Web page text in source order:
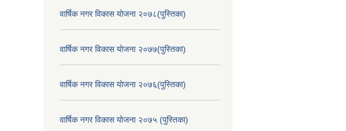
वार्षिक नगर विकास योजना २०७८(पुस्तिका)
वार्षिक नगर विकास योजना २०७७(पुस्तिका)
वार्षिक नगर विकास योजना २०७६(पुस्तिका)
वार्षिक नगर विकास योजना २०७५ (पुस्तिका)